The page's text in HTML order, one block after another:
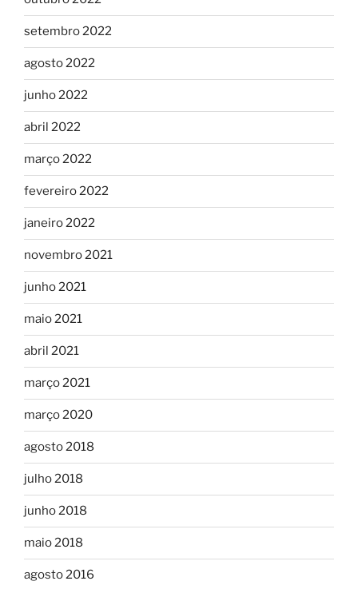
setembro 2022
agosto 2022
junho 2022
abril 2022
março 2022
fevereiro 2022
janeiro 2022
novembro 2021
junho 2021
maio 2021
abril 2021
março 2021
março 2020
agosto 2018
julho 2018
junho 2018
maio 2018
agosto 2016